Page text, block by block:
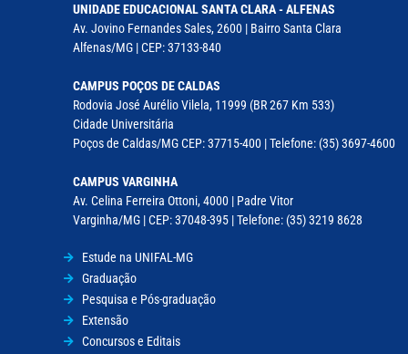
UNIDADE EDUCACIONAL SANTA CLARA - ALFENAS
Av. Jovino Fernandes Sales, 2600 | Bairro Santa Clara
Alfenas/MG | CEP: 37133-840
CAMPUS POÇOS DE CALDAS
Rodovia José Aurélio Vilela, 11999 (BR 267 Km 533)
Cidade Universitária
Poços de Caldas/MG CEP: 37715-400 | Telefone: (35) 3697-4600
CAMPUS VARGINHA
Av. Celina Ferreira Ottoni, 4000 | Padre Vitor
Varginha/MG | CEP: 37048-395 | Telefone: (35) 3219 8628
Estude na UNIFAL-MG
Graduação
Pesquisa e Pós-graduação
Extensão
Concursos e Editais